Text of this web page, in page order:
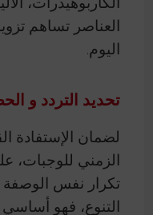
العناصر تساهم
اليوم.
تحديد التردد و
لضمان الإستفادة
الزمني للوجبات،
تكرار نفس الوصفة
التنوع، فهو